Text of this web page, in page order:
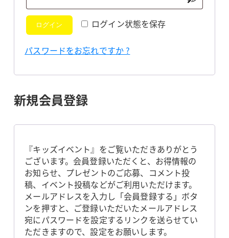
ログイン状態を保存
ログイン
パスワードをお忘れですか ?
新規会員登録
『キッズイベント』をご覧いただきありがとう
ございます。会員登録いただくと、お得情報の
お知らせ、プレゼントのご応募、コメント投
稿、イベント投稿などがご利用いただけます。
メールアドレスを入力し「会員登録する」ボタ
ンを押すと、ご登録いただいたメールアドレス
宛にパスワードを設定するリンクを送らせてい
ただきますので、設定をお願いします。